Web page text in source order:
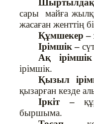
сары майға
жасаған женттің
Құмшекер –
Ірімшік –
Ақ
ірімшік.
Қызыл
қызарған кезде
Іркіт –
быршыма.